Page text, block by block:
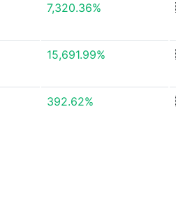
7,320.36%
15,691.99%
392.62%